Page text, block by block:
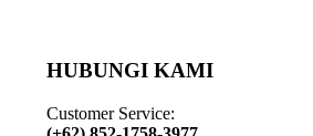
HUBUNGI KAMI
Customer Service: